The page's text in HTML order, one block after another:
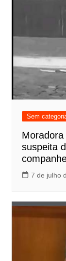
Sem
suspeita
7 de julho